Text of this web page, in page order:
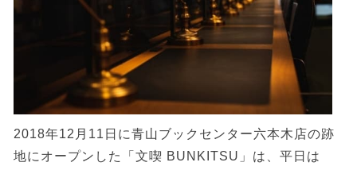
2018年12月11日に青山ブックセンター六本木店の跡
地にオープンした「文喫 BUNKITSU」は、平日は